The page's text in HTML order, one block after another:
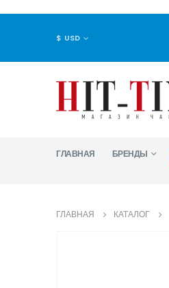
$ USD
ГЛАВНАЯ БРЕНДЫ
ГЛАВНАЯ КАТАЛОГ